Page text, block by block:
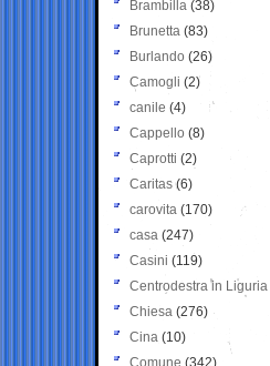
Brambilla (38)
Brunetta (83)
Burlando (26)
Camogli (2)
canile (4)
Cappello (8)
Caprotti (2)
Caritas (6)
carovita (170)
casa (247)
Casini (119)
Centrodestra in Liguria
Chiesa (276)
Cina (10)
Comune (342)